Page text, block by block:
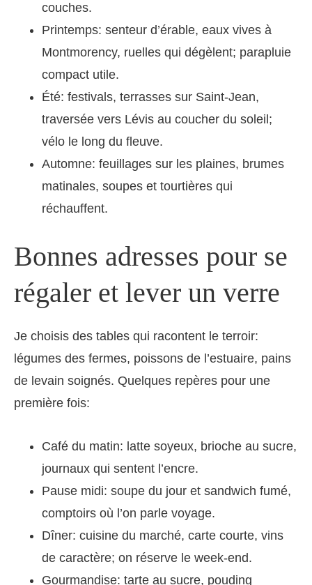
couches.
Printemps: senteur d’érable, eaux vives à
Montmorency, ruelles qui dégèlent; parapluie
compact utile.
Été: festivals, terrasses sur Saint-Jean,
traversée vers Lévis au coucher du soleil;
vélo le long du fleuve.
Automne: feuillages sur les plaines, brumes
matinales, soupes et tourtières qui
réchauffent.
Bonnes adresses pour se
régaler et lever un verre
Je choisis des tables qui racontent le terroir:
légumes des fermes, poissons de l’estuaire, pains
de levain soignés. Quelques repères pour une
première fois:
Café du matin: latte soyeux, brioche au sucre,
journaux qui sentent l’encre.
Pause midi: soupe du jour et sandwich fumé,
comptoirs où l’on parle voyage.
Dîner: cuisine du marché, carte courte, vins
de caractère; on réserve le week-end.
Gourmandise: tarte au sucre, pouding